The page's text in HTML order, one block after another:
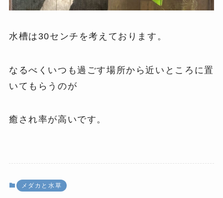
水槽は30センチを考えております。
なるべくいつも過ごす場所から近いところに置
いてもらうのが
癒され率が高いです。
メダカと水草